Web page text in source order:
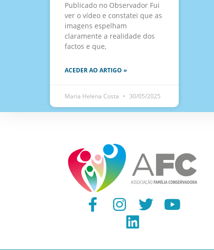
Publicado no Observador Fui
ver o vídeo e constatei que as
imagens espelham
claramente a realidade dos
factos e que,
ACEDER AO ARTIGO »
Maria Helena Costa 30/05/2025